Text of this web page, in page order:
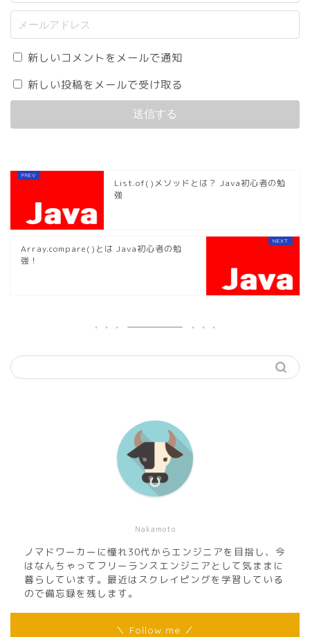
新しいコメントをメールで通知
新しい投稿をメールで受け取る
List.of()メソッドとは？ Java初心者の勉
強
Array.compare()とは Java初心者の勉
強！
Nakamoto
ノマドワーカーに憧れ30代からエンジニアを目指し、今
はなんちゃってフリーランスエンジニアとして気ままに
暮らしています。最近はスクレイピングを学習している
ので備忘録を残します。
＼ Follow me ／